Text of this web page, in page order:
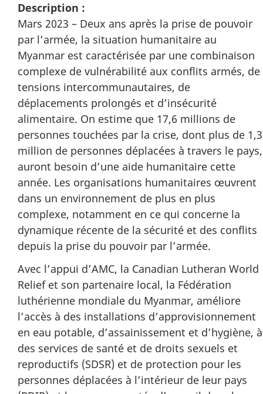
Description :
Mars 2023 – Deux ans après la prise de pouvoir
par l’armée, la situation humanitaire au
Myanmar est caractérisée par une combinaison
complexe de vulnérabilité aux conflits armés, de
tensions intercommunautaires, de
déplacements prolongés et d’insécurité
alimentaire. On estime que 17,6 millions de
personnes touchées par la crise, dont plus de 1,3
million de personnes déplacées à travers le pays,
auront besoin d’une aide humanitaire cette
année. Les organisations humanitaires œuvrent
dans un environnement de plus en plus
complexe, notamment en ce qui concerne la
dynamique récente de la sécurité et des conflits
depuis la prise du pouvoir par l’armée.
Avec l’appui d’AMC, la Canadian Lutheran World
Relief et son partenaire local, la Fédération
luthérienne mondiale du Myanmar, améliore
l’accès à des installations d’approvisionnement
en eau potable, d’assainissement et d’hygiène, à
des services de santé et de droits sexuels et
reproductifs (SDSR) et de protection pour les
personnes déplacées à l’intérieur de leur pays